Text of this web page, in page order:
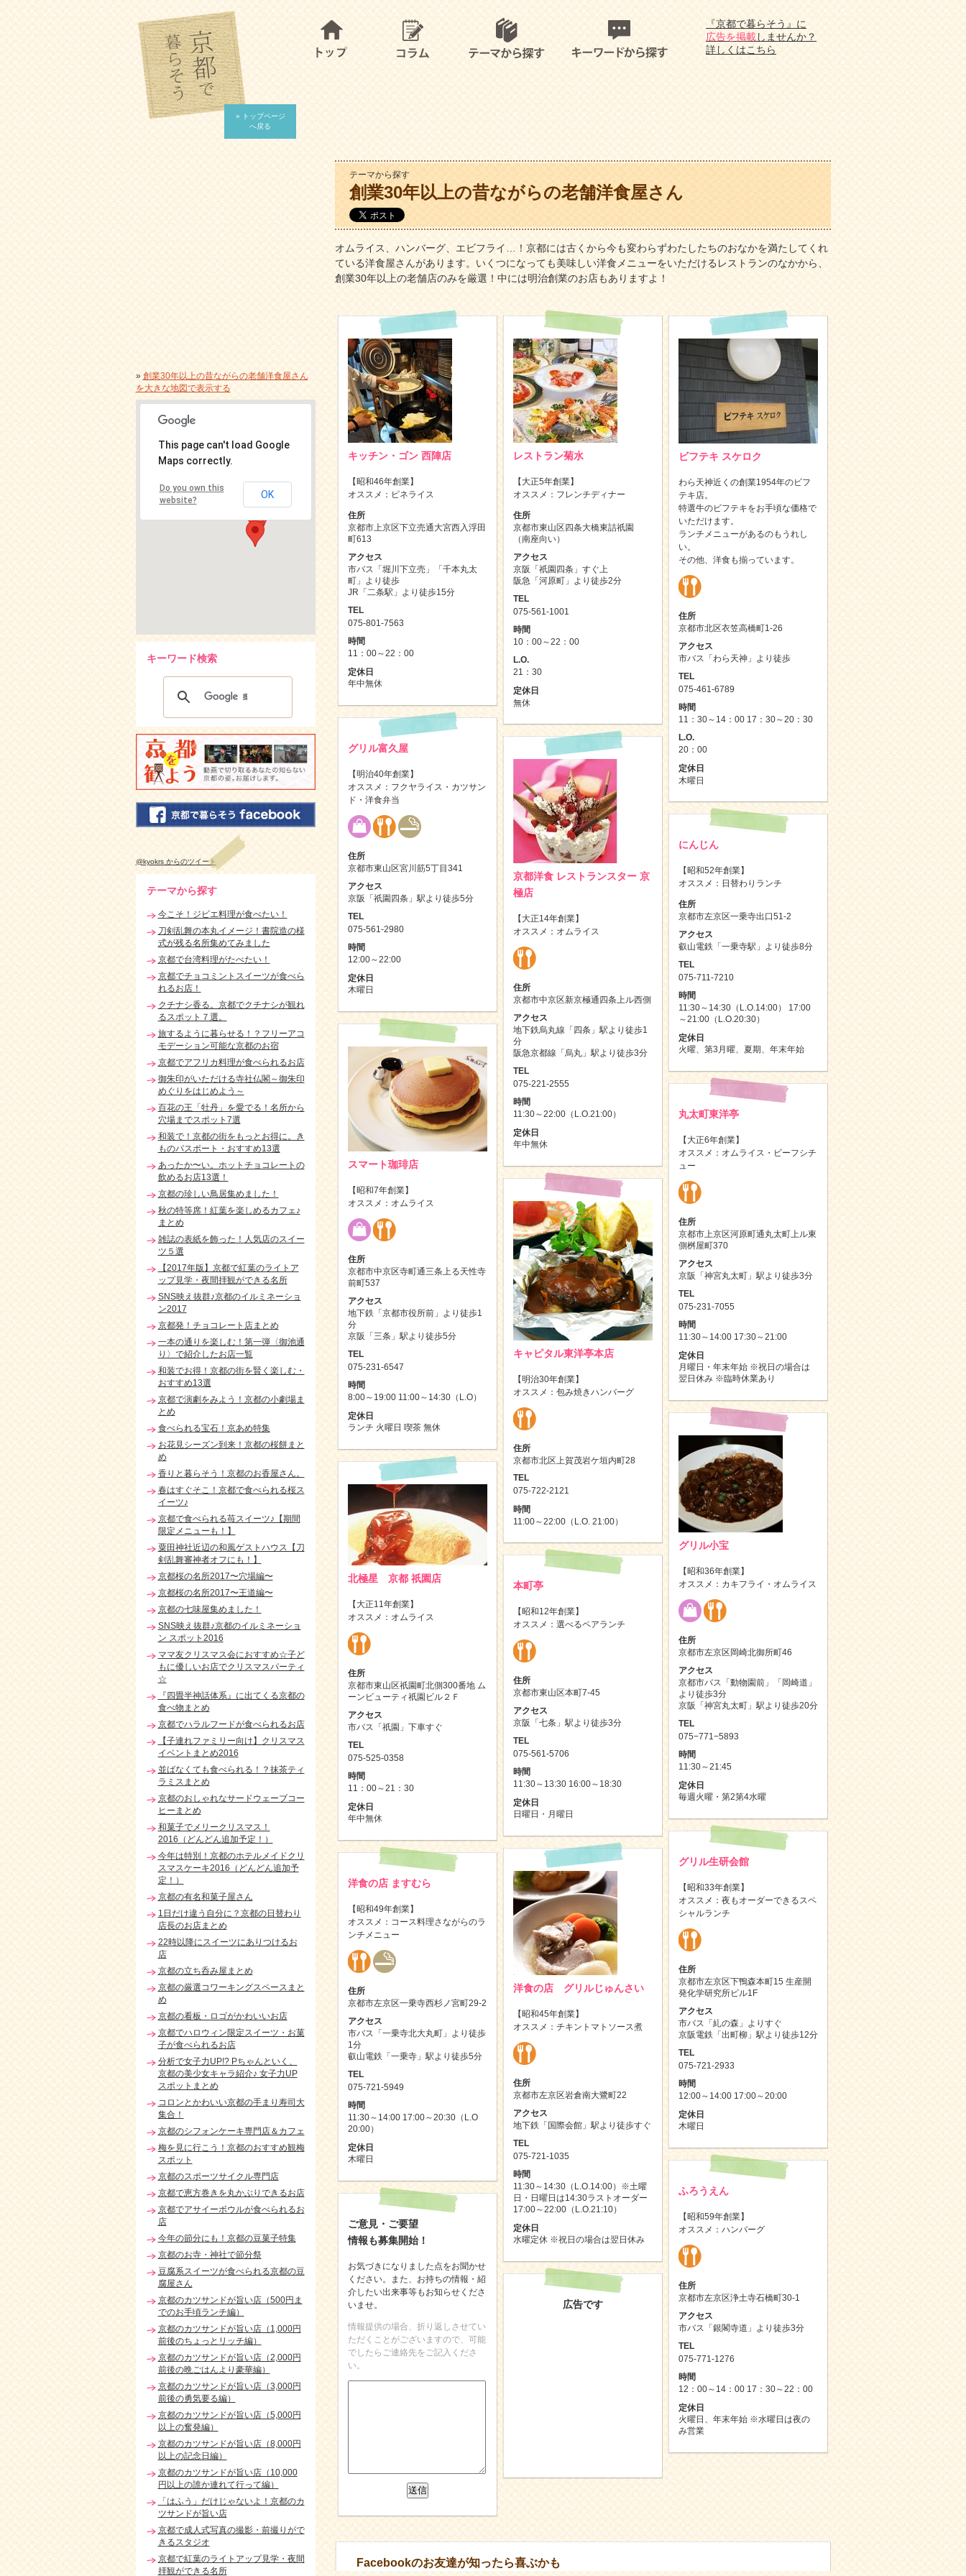
» トップページ
へ戻る
『京都で暮らそう』に
広告を掲載しませんか？
詳しくはこちら
テーマから探す
創業30年以上の昔ながらの老舗洋食屋さん
オムライス、ハンバーグ、エビフライ…！京都には古くから今も変わらずわたしたちのおなかを満たしてくれ
ている洋食屋さんがあります。いくつになっても美味しい洋食メニューをいただけるレストランのなかから、
創業30年以上の老舗店のみを厳選！中には明治創業のお店もありますよ！
キッチン・ゴン 西陣店
【昭和46年創業】
オススメ：ピネライス
住所
京都市上京区下立売通大宮西入浮田
町613
アクセス
市バス「堀川下立売」「千本丸太
町」より徒歩
JR「二条駅」より徒歩15分
TEL
075-801-7563
時間
11：00～22：00
定休日
年中無休
レストラン菊水
【大正5年創業】
オススメ：フレンチディナー
住所
京都市東山区四条大橋東詰祇園
（南座向い）
アクセス
京阪「祇園四条」すぐ上
阪急「河原町」より徒歩2分
TEL
075-561-1001
時間
10：00～22：00
L.O.
21：30
定休日
無休
ビフテキ スケロク
わら天神近くの創業1954年のビフ
テキ店。
特選牛のビフテキをお手頃な価格で
いただけます。
ランチメニューがあるのもうれし
い。
その他、洋食も揃っています。
住所
京都市北区衣笠高橋町1-26
アクセス
市バス「わら天神」より徒歩
TEL
075-461-6789
時間
11：30～14：00 17：30～20：30
L.O.
20：00
定休日
木曜日
グリル富久屋
【明治40年創業】
オススメ：フクヤライス・カツサン
ド・洋食弁当
住所
京都市東山区宮川筋5丁目341
アクセス
京阪「祇園四条」駅より徒歩5分
TEL
075-561-2980
時間
12:00～22:00
定休日
木曜日
京都洋食 レストランスター 京
極店
【大正14年創業】
オススメ：オムライス
住所
京都市中京区新京極通四条上ル西側
アクセス
地下鉄烏丸線「四条」駅より徒歩1
分
阪急京都線「烏丸」駅より徒歩3分
TEL
075-221-2555
時間
11:30～22:00（L.O.21:00）
定休日
年中無休
にんじん
【昭和52年創業】
オススメ：日替わりランチ
住所
京都市左京区一乗寺出口51-2
アクセス
叡山電鉄「一乗寺駅」より徒歩8分
TEL
075-711-7210
時間
11:30～14:30（L.O.14:00） 17:00
～21:00（L.O.20:30）
定休日
火曜、第3月曜、夏期、年末年始
スマート珈琲店
【昭和7年創業】
オススメ：オムライス
住所
京都市中京区寺町通三条上る天性寺
前町537
アクセス
地下鉄「京都市役所前」より徒歩1
分
京阪「三条」駅より徒歩5分
TEL
075-231-6547
時間
8:00～19:00 11:00～14:30（L.O）
定休日
ランチ 火曜日 喫茶 無休
丸太町東洋亭
【大正6年創業】
オススメ：オムライス・ビーフシチ
ュー
住所
京都市上京区河原町通丸太町上ル東
側桝屋町370
アクセス
京阪「神宮丸太町」駅より徒歩3分
TEL
075-231-7055
時間
11:30～14:00 17:30～21:00
定休日
月曜日・年末年始 ※祝日の場合は
翌日休み ※臨時休業あり
キャピタル東洋亭本店
【明治30年創業】
オススメ：包み焼きハンバーグ
住所
京都市北区上賀茂岩ケ垣内町28
TEL
075-722-2121
時間
11:00～22:00（L.O. 21:00）
グリル小宝
【昭和36年創業】
オススメ：カキフライ・オムライス
住所
京都市左京区岡崎北御所町46
アクセス
京都市バス「動物園前」「岡崎道」
より徒歩3分
京阪「神宮丸太町」駅より徒歩20分
TEL
075−771−5893
時間
11:30～21:45
定休日
毎週火曜・第2第4水曜
北極星 京都 祇園店
【大正11年創業】
オススメ：オムライス
住所
京都市東山区祇園町北側300番地 ム
ーンビューティ祇園ビル２Ｆ
アクセス
市バス「祇園」下車すぐ
TEL
075-525-0358
時間
11：00～21：30
定休日
年中無休
本町亭
【昭和12年創業】
オススメ：選べるペアランチ
住所
京都市東山区本町7-45
アクセス
京阪「七条」駅より徒歩3分
TEL
075-561-5706
時間
11:30～13:30 16:00～18:30
定休日
日曜日・月曜日
グリル生研会館
【昭和33年創業】
オススメ：夜もオーダーできるスペ
シャルランチ
住所
京都市左京区下鴨森本町15 生産開
発化学研究所ビル1F
アクセス
市バス「糺の森」よりすぐ
京阪電鉄「出町柳」駅より徒歩12分
TEL
075-721-2933
時間
12:00～14:00 17:00～20:00
定休日
木曜日
洋食の店 グリルじゅんさい
【昭和45年創業】
オススメ：チキントマトソース煮
住所
京都市左京区岩倉南大鷺町22
アクセス
地下鉄「国際会館」駅より徒歩すぐ
TEL
075-721-1035
時間
11:30～14:30（L.O.14:00）※土曜
日・日曜日は14:30ラストオーダー
17:00～22:00（L.O.21:10）
定休日
水曜定休 ※祝日の場合は翌日休み
洋食の店 ますむら
【昭和49年創業】
オススメ：コース料理さながらのラ
ンチメニュー
住所
京都市左京区一乗寺西杉ノ宮町29-2
アクセス
市バス「一乗寺北大丸町」より徒歩
1分
叡山電鉄「一乗寺」駅より徒歩5分
TEL
075-721-5949
時間
11:30～14:00 17:00～20:30（L.O
20:00）
定休日
木曜日
ふろうえん
【昭和59年創業】
オススメ：ハンバーグ
住所
京都市左京区浄土寺石橋町30-1
アクセス
市バス「銀閣寺道」より徒歩3分
TEL
075-771-1276
時間
12：00～14：00 17：30～22：00
定休日
火曜日、年末年始 ※水曜日は夜の
み営業
ご意見・ご要望
情報も募集開始！
お気づきになりました点をお聞かせ
ください。また、お持ちの情報・紹
介したい出来事等もお知らせくださ
いませ。
情報提供の場合、折り返しさせてい
ただくことがございますので、可能
でしたらご連絡先をご記入くださ
い。
広告です
Facebookのお友達が知ったら喜ぶかも
»創業30年以上の昔ながらの老舗洋食屋さん
を大きな地図で表示する
This page can't load Google
Maps correctly.
Do you own this
website?
OK
キーワード検索
@kyokrs からのツイート
テーマから探す
今こそ！ジビエ料理が食べたい！
刀剣乱舞の本丸イメージ！書院造の様
式が残る名所集めてみました
京都で台湾料理がたべたい！
京都でチョコミントスイーツが食べら
れるお店！
クチナシ香る。京都でクチナシが観れ
るスポット７選。
旅するように暮らせる！？フリーアコ
モデーション可能な京都のお宿
京都でアフリカ料理が食べられるお店
御朱印がいただける寺社仏閣～御朱印
めぐりをはじめよう～
百花の王「牡丹」を愛でる！名所から
穴場までスポット7選
和装で！京都の街をもっとお得に。き
ものパスポート・おすすめ13選
あったか〜い。ホットチョコレートの
飲めるお店13選！
京都の珍しい鳥居集めました！
秋の特等席！紅葉を楽しめるカフェ♪
まとめ
雑誌の表紙を飾った！人気店のスイー
ツ５選
【2017年版】京都で紅葉のライトア
ップ見学・夜間拝観ができる名所
SNS映え抜群♪京都のイルミネーショ
ン2017
京都発！チョコレート店まとめ
一本の通りを楽しむ！第一弾〈御池通
り〉で紹介したお店一覧
和装でお得！京都の街を賢く楽しむ・
おすすめ13選
京都で演劇をみよう！京都の小劇場ま
とめ
食べられる宝石！京あめ特集
お花見シーズン到来！京都の桜餅まと
め
香りと暮らそう！京都のお香屋さん。
春はすぐそこ！京都で食べられる桜ス
イーツ♪
京都で食べられる苺スイーツ♪【期間
限定メニューも！】
粟田神社近辺の和風ゲストハウス【刀
剣乱舞審神者オフにも！】
京都桜の名所2017〜穴場編〜
京都桜の名所2017〜王道編〜
京都の七味屋集めました！
SNS映え抜群♪京都のイルミネーショ
ン スポット2016
ママ友クリスマス会におすすめ☆子ど
もに優しいお店でクリスマスパーティ
☆
『四畳半神話体系』に出てくる京都の
食べ物まとめ
京都でハラルフードが食べられるお店
【子連れファミリー向け】クリスマス
イベントまとめ2016
並ばなくても食べられる！？抹茶ティ
ラミスまとめ
京都のおしゃれなサードウェーブコー
ヒーまとめ
和菓子でメリークリスマス！
2016（どんどん追加予定！）
今年は特別！京都のホテルメイドクリ
スマスケーキ2016（どんどん追加予
定！）
京都の有名和菓子屋さん
1日だけ違う自分に？京都の日替わり
店長のお店まとめ
22時以降にスイーツにありつけるお
店
京都の立ち呑み屋まとめ
京都の厳選コワーキングスペースまと
め
京都の看板・ロゴがかわいいお店
京都でハロウィン限定スイーツ・お菓
子が食べられるお店
分析で女子力UP!? Pちゃんといく、
京都の美少女キャラ紹介♪ 女子力UP
スポットまとめ
コロンとかわいい京都の手まり寿司大
集合！
京都のシフォンケーキ専門店＆カフェ
梅を見に行こう！京都のおすすめ観梅
スポット
京都のスポーツサイクル専門店
京都で恵方巻きを丸かぶりできるお店
京都でアサイーボウルが食べられるお
店
今年の節分にも！京都の豆菓子特集
京都のお寺・神社で節分祭
豆腐系スイーツが食べられる京都の豆
腐屋さん
京都のカツサンドが旨い店（500円ま
でのお手頃ランチ編）
京都のカツサンドが旨い店（1,000円
前後のちょっとリッチ編）
京都のカツサンドが旨い店（2,000円
前後の晩ごはんより豪華編）
京都のカツサンドが旨い店（3,000円
前後の勇気要る編）
京都のカツサンドが旨い店（5,000円
以上の奮発編）
京都のカツサンドが旨い店（8,000円
以上の記念日編）
京都のカツサンドが旨い店（10,000
円以上の誰か連れて行って編）
「はふう」だけじゃないよ！京都のカ
ツサンドが旨い店
京都で成人式写真の撮影・前撮りがで
きるスタジオ
京都で紅葉のライトアップ見学・夜間
拝観ができる名所